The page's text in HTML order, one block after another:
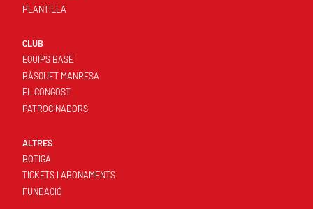
PLANTILLA
CLUB
EQUIPS BASE
BÀSQUET MANRESA
EL CONGOST
PATROCINADORS
ALTRES
BOTIGA
TICKETS I ABONAMENTS
FUNDACIÓ